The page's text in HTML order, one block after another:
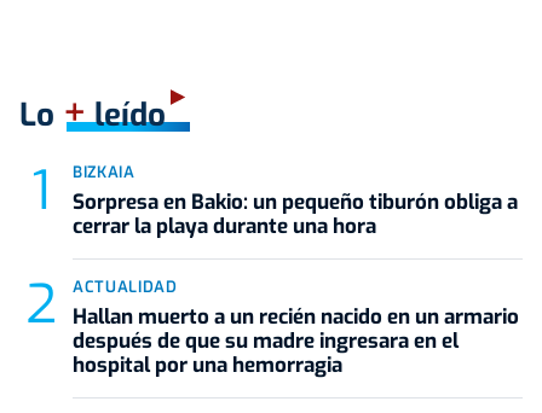
Lo +leído
BIZKAIA
Sorpresa en Bakio: un pequeño tiburón obliga a
cerrar la playa durante una hora
ACTUALIDAD
Hallan muerto a un recién nacido en un armario
después de que su madre ingresara en el
hospital por una hemorragia